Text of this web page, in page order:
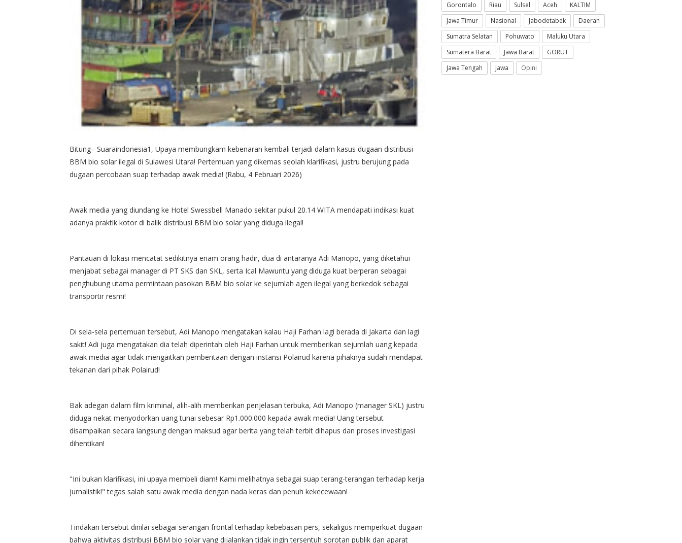
Bitung– Suaraindonesia1, Upaya membungkam kebenaran kembali terjadi dalam kasus dugaan distribusi
BBM bio solar ilegal di Sulawesi Utara! Pertemuan yang dikemas seolah klarifikasi, justru berujung pada
dugaan percobaan suap terhadap awak media! (Rabu, 4 Februari 2026)
Awak media yang diundang ke Hotel Swessbell Manado sekitar pukul 20.14 WITA mendapati indikasi kuat
adanya praktik kotor di balik distribusi BBM bio solar yang diduga ilegal!
Pantauan di lokasi mencatat sedikitnya enam orang hadir, dua di antaranya Adi Manopo, yang diketahui
menjabat sebagai manager di PT SKS dan SKL, serta Ical Mawuntu yang diduga kuat berperan sebagai
penghubung utama permintaan pasokan BBM bio solar ke sejumlah agen ilegal yang berkedok sebagai
transportir resmi!
Di sela-sela pertemuan tersebut, Adi Manopo mengatakan kalau Haji Farhan lagi berada di Jakarta dan lagi
sakit! Adi juga mengatakan dia telah diperintah oleh Haji Farhan untuk memberikan sejumlah uang kepada
awak media agar tidak mengaitkan pemberitaan dengan instansi Polairud karena pihaknya sudah mendapat
tekanan dari pihak Polairud!
Bak adegan dalam film kriminal, alih-alih memberikan penjelasan terbuka, Adi Manopo (manager SKL) justru
diduga nekat menyodorkan uang tunai sebesar Rp1.000.000 kepada awak media! Uang tersebut
disampaikan secara langsung dengan maksud agar berita yang telah terbit dihapus dan proses investigasi
dihentikan!
"Ini bukan klarifikasi, ini upaya membeli diam! Kami melihatnya sebagai suap terang-terangan terhadap kerja
jurnalistik!" tegas salah satu awak media dengan nada keras dan penuh kekecewaan!
Tindakan tersebut dinilai sebagai serangan frontal terhadap kebebasan pers, sekaligus memperkuat dugaan
bahwa aktivitas distribusi BBM bio solar yang dijalankan tidak ingin tersentuh sorotan publik dan aparat
Gorontalo
Riau Sulsel Aceh
KALTIM
Jawa Timur
Nasional Jabodetabek
Daerah
Sumatra Selatan
Pohuwato
Maluku Utara
Sumatera Barat
Jawa Barat
GORUT
Jawa Tengah
Jawa Opini